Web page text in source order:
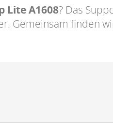
Lite A1608? Das
Gemeinsam finden